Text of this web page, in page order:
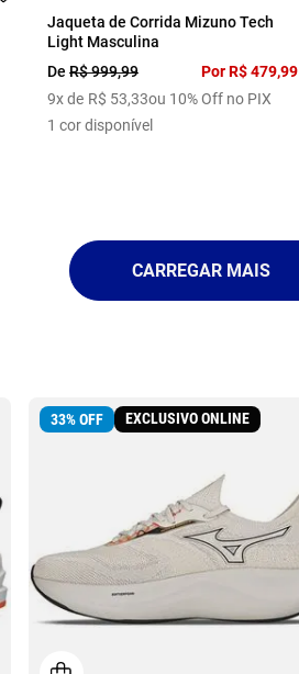
Jaqueta de Corrida Mizuno Tech
Light Masculina
De R$999,99 PorR$479,99
9x de R$ 53,33ou 10% Off no PIX
1 cor disponível
33%OFF EXCLUSIVO ONLINE